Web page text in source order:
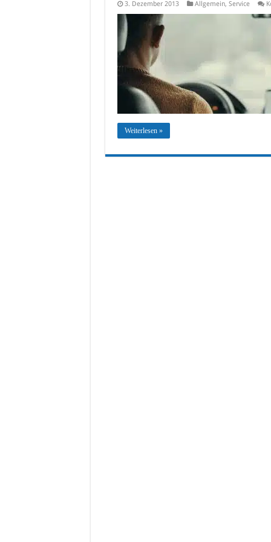
3. Dezember 2013 Allgemein, Service
Weiterlesen »